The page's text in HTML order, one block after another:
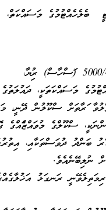
މަސައްކަތަކީ،
ސްކޫލްގެ މުވައްޒަފެއްގެ
ބަންދު ދުވަސްތަކާއި،
ނުލިބޭނެއެވެ.